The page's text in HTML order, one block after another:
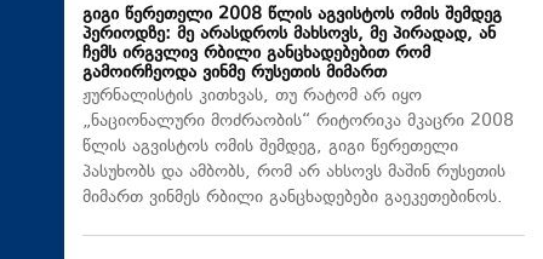
გიგი წერეთელი 2008 წლის აგვისტოს ომის შემდეგ
პერიოდზე: მე არასდროს მახსოვს, მე პირადად, ან
ჩემს ირგვლივ რბილი განცხადებებით რომ
გამოირჩეოდა ვინმე რუსეთის მიმართ
ჟურნალისტის კითხვას, თუ რატომ არ იყო
„ნაციონალური მოძრაობის“ რიტორიკა მკაცრი 2008
წლის აგვისტოს ომის შემდეგ, გიგი წერეთელი
პასუხობს და ამბობს, რომ არ ახსოვს მაშინ რუსეთის
მიმართ ვინმეს რბილი განცხადებები გაეკეთებინოს.